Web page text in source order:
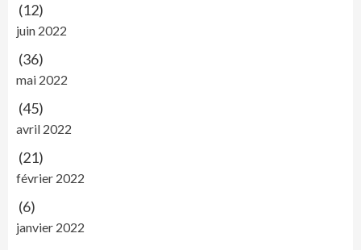
(12)
juin 2022
(36)
mai 2022
(45)
avril 2022
(21)
février 2022
(6)
janvier 2022